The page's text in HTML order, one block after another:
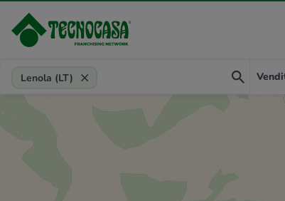
Provincia, comune, zona, riferimento
Lenola (LT)